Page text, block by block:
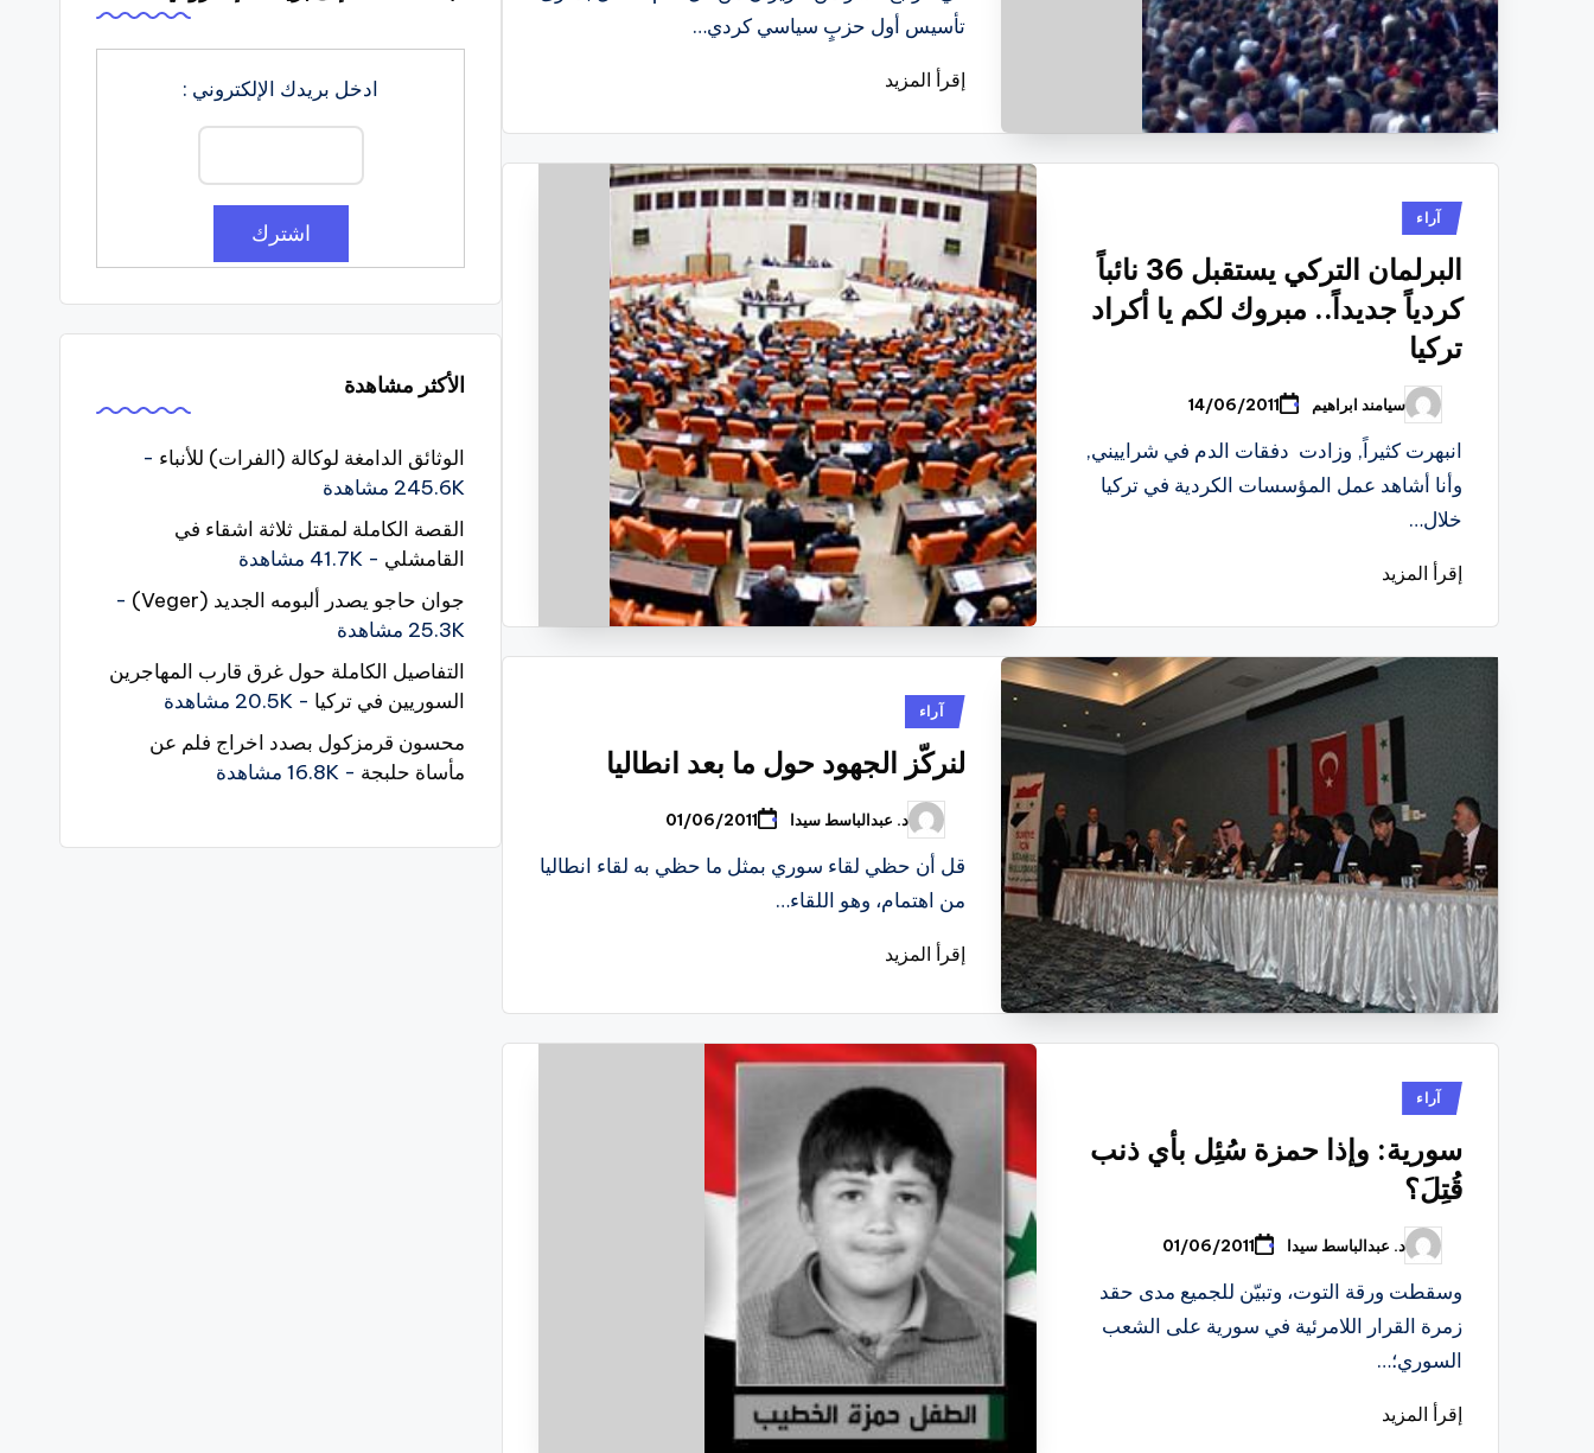
تأسيس أول حزبٍ سياسي كردي…
إقرأ المزيد
نُشرآراء
البرلمان التركي يستقبل 36 نائباً
كردياً جديداً.. مبروك لكم يا أكراد
تركيا
تمّ
النشر
بواسطة
سيامند ابراهيم 14/06/2011
انبهرت كثيراً, وزادت دفقات الدم في شراييني,
وأنا أشاهد عمل المؤسسات الكردية في تركيا
خلال…
إقرأ المزيد
نُشرآراء
لنركّز الجهود حول ما بعد انطاليا
تمّ
النشر
بواسطة
د. عبدالباسط سيدا 01/06/2011
قل أن حظي لقاء سوري بمثل ما حظي به لقاء انطاليا
من اهتمام، وهو اللقاء…
إقرأ المزيد
نُشرآراء
سورية: وإذا حمزة سُئِل بأي ذنب
قُتِلَ؟
تمّ
النشر
بواسطة
د. عبدالباسط سيدا 01/06/2011
وسقطت ورقة التوت، وتبيّن للجميع مدى حقد
زمرة القرار اللامرئية في سورية على الشعب
السوري؛…
إقرأ المزيد
ادخل بريدك الإلكتروني :
الأكثر مشاهدة
الوثائق الدامغة لوكالة (الفرات) للأنباء -
245.6K مشاهدة
القصة الكاملة لمقتل ثلاثة اشقاء في
القامشلي - 41.7K مشاهدة
جوان حاجو يصدر ألبومه الجديد (Veger)
-
25.3K مشاهدة
التفاصيل الكاملة حول غرق قارب المهاجرين
السوريين في تركيا - 20.5K مشاهدة
محسون قرمزكول بصدد اخراج فلم عن
مأساة حلبجة - 16.8K مشاهدة